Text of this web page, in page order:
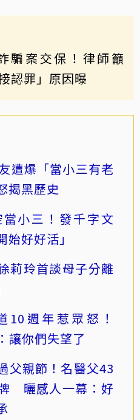
騙案交保！律師籲
認罪」原因曝
遭爆「當小三有老
揭黑歷史
小三！發千字文
始好好活」
莉玲首談母子分離
10週年惹眾怒！
讓你們失望了
父親節！名醫父43
曬感人一幕：好